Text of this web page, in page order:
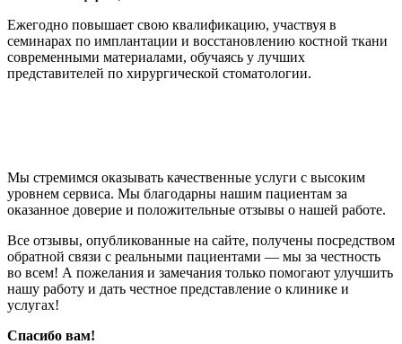
Ежегодно повышает свою квалификацию, участвуя в
семинарах по имплантации и восстановлению костной ткани
современными материалами, обучаясь у лучших
представителей по хирургической стоматологии.
Мы стремимся оказывать качественные услуги с высоким
уровнем сервиса. Мы благодарны нашим пациентам за
оказанное доверие и положительные отзывы о нашей работе.
Все отзывы, опубликованные на сайте, получены посредством
обратной связи с реальными пациентами — мы за честность
во всем! А пожелания и замечания только помогают улучшить
нашу работу и дать честное представление о клинике и
услугах!
Спасибо вам!